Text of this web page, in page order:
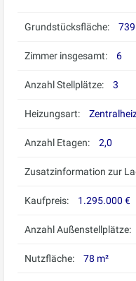
Grundstücksfläche: 739
Zimmer insgesamt: 6
Anzahl Stellplätze: 3
Heizungsart:
Anzahl Etagen: 2,0
Zusatzinformation zur
Kaufpreis: 1.295.000 €
Anzahl Außenstellplätze:
Nutzfläche: 78 m²